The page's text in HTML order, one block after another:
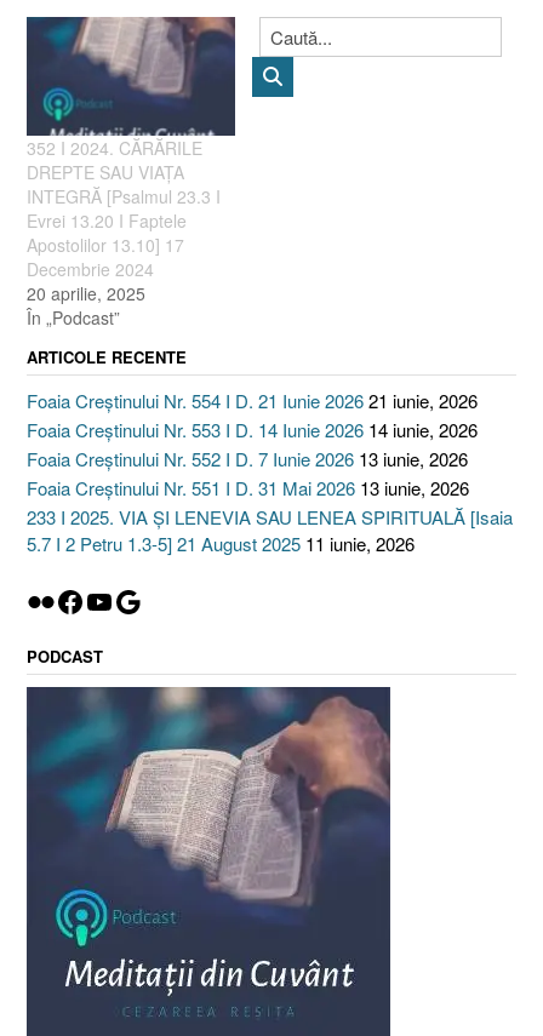
352 I 2024. CĂRĂRILE
DREPTE SAU VIAȚA
INTEGRĂ [Psalmul 23.3 I
Evrei 13.20 I Faptele
Apostolilor 13.10] 17
Decembrie 2024
20 aprilie, 2025
În „Podcast”
ARTICOLE RECENTE
Foaia Creștinului Nr. 554 I D. 21 Iunie 202621 iunie, 2026
Foaia Creștinului Nr. 553 I D. 14 Iunie 2026 14 iunie, 2026
Foaia Creștinului Nr. 552 I D. 7 Iunie 2026 13 iunie, 2026
Foaia Creștinului Nr. 551 I D. 31 Mai 2026 13 iunie, 2026
233 I 2025. VIA ȘI LENEVIA SAU LENEA SPIRITUALĂ [Isaia
5.7 I 2 Petru 1.3-5] 21 August 2025 11 iunie, 2026
Flickr
Facebook
YouTube
Google
PODCAST